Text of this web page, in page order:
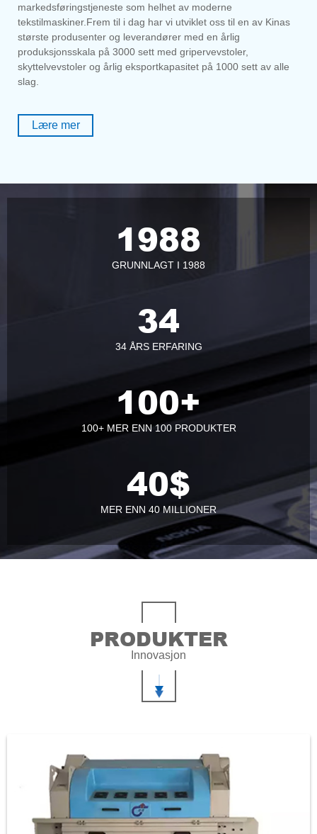
markedsføringstjeneste som helhet av moderne
tekstilmaskiner.Frem til i dag har vi utviklet oss til en av Kinas
største produsenter og leverandører med en årlig
produksjonsskala på 3000 sett med gripervevstoler,
skyttelvevstoler og årlig eksportkapasitet på 1000 sett av alle
slag.
Lære mer
1988
GRUNNLAGT I 1988
34
34 ÅRS ERFARING
100+
100+ MER ENN 100 PRODUKTER
40$
MER ENN 40 MILLIONER
PRODUKTER
Innovasjon